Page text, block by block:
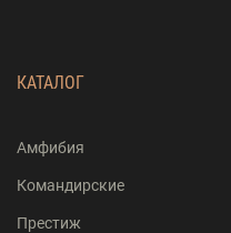
КАТАЛОГ
Амфибия
Командирские
Престиж